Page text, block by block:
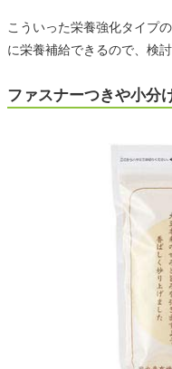
こういった栄養強化タイプ
に栄養補給できるので、検
ファスナーつきや小分